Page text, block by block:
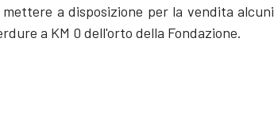
a disposizione per la vendita alcuni
a KM 0 dell'orto della Fondazione.